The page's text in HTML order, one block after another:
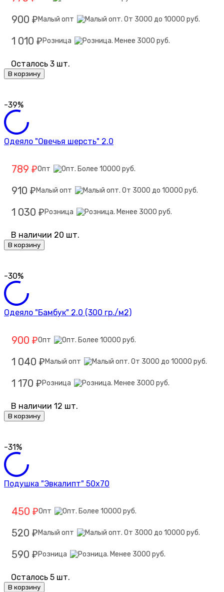
900 ₽ Малый опт
1 010 ₽ Розница
Осталось 3 шт.
В корзину
-39%
Одеяло "Овечья шерсть" 2.0
789 ₽Опт
910 ₽ Малый опт
1 030 ₽ Розница
В наличии 20 шт.
В корзину
-30%
Одеяло "Бамбук" 2.0 (300 гр./м2)
900 ₽Опт
1 040 ₽ Малый опт
1 170 ₽ Розница
В наличии 12 шт.
В корзину
-31%
Подушка "Эвкалипт" 50х70
450 ₽Опт
520 ₽ Малый опт
590 ₽ Розница
Осталось 5 шт.
В корзину